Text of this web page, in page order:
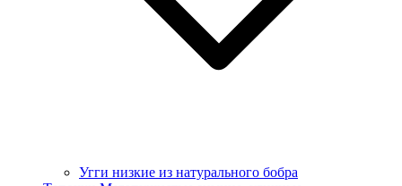
Угги низкие из натурального бобра